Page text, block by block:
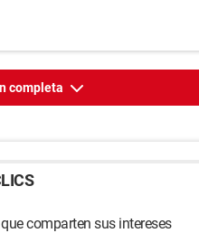
completa
comparten sus intereses